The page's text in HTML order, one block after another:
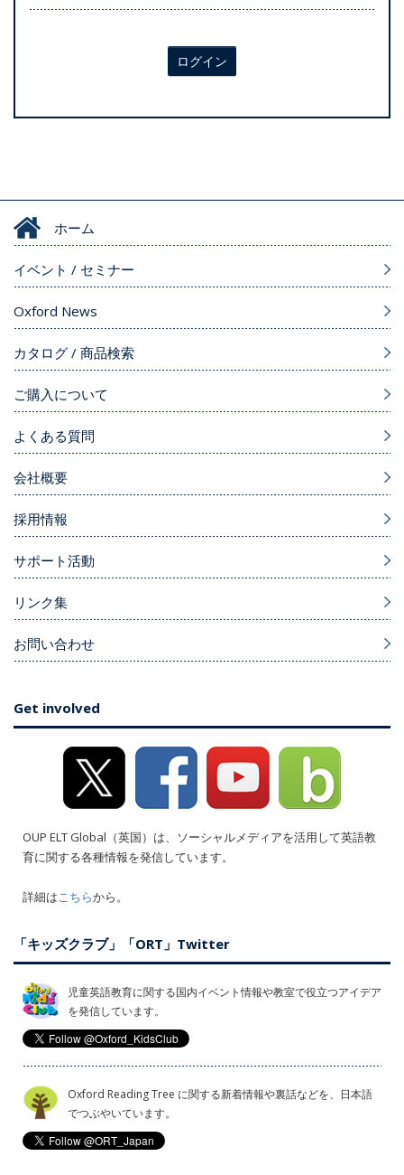
ログイン
ホーム
イベント / セミナー
Oxford News
カタログ / 商品検索
ご購入について
よくある質問
会社概要
採用情報
サポート活動
リンク集
お問い合わせ
Get involved
OUP ELT Global（英国）は、ソーシャルメディアを活用して英語教
育に関する各種情報を発信しています。
詳細はこちらから。
「キッズクラブ」「ORT」Twitter
児童英語教育に関する国内イベント情報や教室で役立つアイデア
を発信しています。
Oxford Reading Tree に関する新着情報や裏話などを、日本語
でつぶやいています。